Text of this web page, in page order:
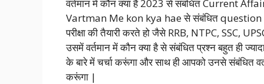
वर्तमान में कौन क्या है 2023 से संबंधित Current
Vartman Me kon kya hae से संबंधितquestion
परीक्षा की तैयारी करते हो जैसे RRB, NTPC, SSC,
उसमें वर्तमान में कौन क्या है से संबंधित प्रश्न बहुत ही
के बारे में चर्चा करूंगा और साथ ही आपको उनसे संबंधित
करूंगा |